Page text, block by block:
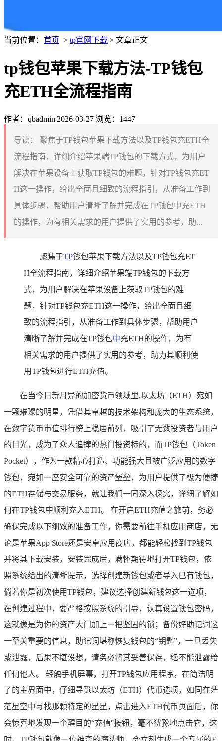
当前位置： 首页 > tp官网下载 > 文章正文
tp钱包苹果下载方法-TP钱包
充ETH全流程指南
作者：qbadmin 2026-03-27 浏览：1447
导读：
聚焦于TP钱包苹果下载方法以及TP钱包充ETH全
流程指南，详细介绍苹果端TP钱包的下载方式，为用户
解决在苹果设备上获取TP钱包的难题，针对TP钱包充ET
H这一操作，给出全面且细致的流程指引，从准备工作到
具体步骤，帮助用户清晰了解并完成在TP钱包中充ETH
的操作，为有相关需求的用户提供了实用的参考，助...
聚焦于TP钱包苹果下载方法以及TP钱包充ET
H全流程指南，详细介绍苹果端TP钱包的下载方
式，为用户解决在苹果设备上获取TP钱包的难
题，针对TP钱包充ETH这一操作，给出全面且细
致的流程指引，从准备工作到具体步骤，帮助用户
清晰了解并完成在TP钱包中充ETH的操作，为有
相关需求的用户提供了实用的参考，助力其顺利使
用TP钱包进行ETH充值。
在当今日新月异的加密货币领域里,以太坊（ETH）宛如
一颗璀璨的明星，凭借其卓越的技术架构和庞大的生态系统，
在数字货币市值排行榜上稳居前列，吸引了无数投资者与用户
的目光，成为了众人追捧的热门投资标的，而TP钱包（Token
Pocket），作为一款精心打造、功能强大且被广泛应用的数字
钱包，宛如一座安全可靠的资产堡垒，为用户提供了极为便捷
的ETH存储与交易服务，就让我们一同深入探究，详细了解如
何在TP钱包中顺利充入ETH。 在开启ETH充值之旅前，务必
确保完成以下细致的准备工作，你需要前往手机应用商店，无
论是苹果App Store还是安卓应用商店，都能轻松找到TP钱包
并将其下载安装，安装完成后，满怀期待地打开TP钱包，依
照系统给出的清晰提示，选择创建新钱包或者导入已有钱包，
倘若你是初次使用TP钱包，建议选择创建新钱包这一选项，
在创建过程中，要严格按照系统的引导，认真设置钱包密码，
这就像是为你的资产大门加上一把坚固的锁；备份好助记词这
一至关重要的信息，助记词堪称恢复钱包的“钥匙”，一旦丢失
或泄露，后果不堪设想，请务必将其妥善保存，绝不能泄露给
任何他人。 轻触手机屏幕，打开TP钱包应用程序，在简洁明
了的主界面中，仔细寻觅以太坊（ETH）代币选项，如同在茫
茫星空中寻找那颗特定的星星，点击进入ETH代币页面后，你
会惊喜地发现一个醒目的“充值”按钮，毫不犹豫地点击它，这
时，TP钱包就像一位神奇的魔法师，会立刻生成一个专属的E